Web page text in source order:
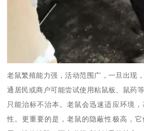
老鼠繁殖能力强，活动范围广，一旦出现
通居民或商户可能尝试使用粘鼠板、鼠药
只能治标不治本。老鼠会迅速适应环境
性。更重要的是，老鼠的隐蔽性极高，